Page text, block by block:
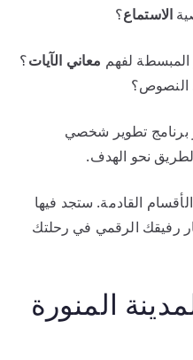
الاستماع؟
المبسطة لفهم معاني الآيات؟
النصوص؟
برنامج تطوير شخصي
نحو الهدف.
القادمة. ستجد فيها
رفيقك الرقمي في رحلتك
المنورة